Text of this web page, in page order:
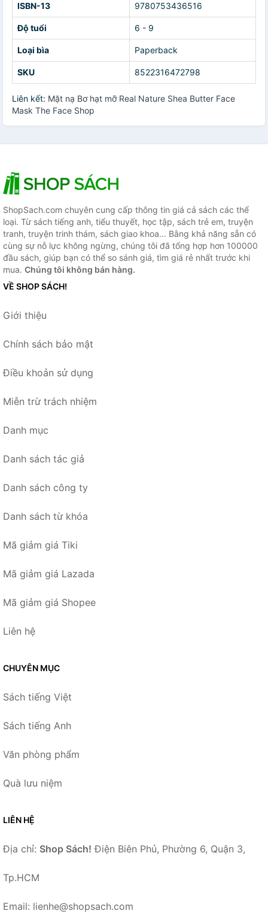
ISBN-13 9780753436516
Độ tuổi 6 - 9
Loại bìa Paperback
SKU 8522316472798
Liên kết: Mặt nạ Bơ hạt mỡ Real Nature Shea Butter Face
Mask The Face Shop
ShopSach.com chuyên cung cấp thông tin giá cả sách các thể
loại. Từ sách tiếng anh, tiểu thuyết, học tập, sách trẻ em, truyện
tranh, truyện trinh thám, sách giao khoa... Bằng khả năng sẵn có
cùng sự nỗ lực không ngừng, chúng tôi đã tổng hợp hơn 100000
đầu sách, giúp bạn có thể so sánh giá, tìm giá rẻ nhất trước khi
mua. Chúng tôi không bán hàng.
VỀ SHOP SÁCH!
Giới thiệu
Chính sách bảo mật
Điều khoản sử dụng
Miễn trừ trách nhiệm
Danh mục
Danh sách tác giả
Danh sách công ty
Danh sách từ khóa
Mã giảm giá Tiki
Mã giảm giá Lazada
Mã giảm giá Shopee
Liên hệ
CHUYÊN MỤC
Sách tiếng Việt
Sách tiếng Anh
Văn phòng phẩm
Quà lưu niệm
LIÊN HỆ
Địa chỉ: Shop Sách! Điện Biên Phủ, Phường 6, Quận 3,
Tp.HCM
Email: lienhe@shopsach.com